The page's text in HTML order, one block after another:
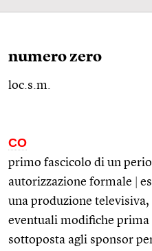
numero zero
loc.s.m.
CO
primo fascicolo di un
autorizzazione formale
una produzione
eventuali modifiche prima
sottoposta agli sponsor